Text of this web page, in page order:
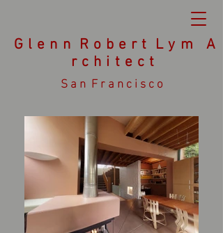
G l e n n R o b e r t L y m A
r c h i t e c t
S a n F r a n c i s c o